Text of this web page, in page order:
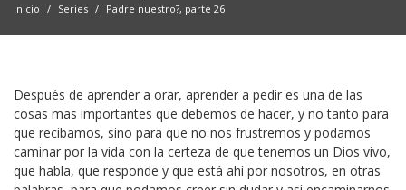
Inicio Series Padre nuestro?, parte 26
Después de aprender a orar, aprender a pedir es una de las
cosas mas importantes que debemos de hacer, y no tanto para
que recibamos, sino para que no nos frustremos y podamos
caminar por la vida con la certeza de que tenemos un Dios vivo,
que habla, que responde y que está ahí por nosotros, en otras